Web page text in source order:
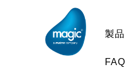
製品
FAQ